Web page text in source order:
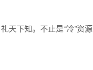
天下知。不止是“冷”资源